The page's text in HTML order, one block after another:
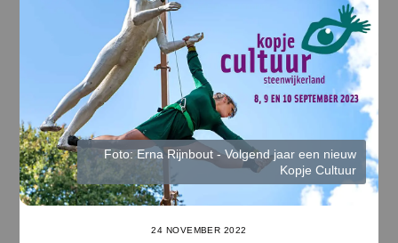
Foto: Erna Rijnbout - Volgend jaar een nieuw
Kopje Cultuur
24 NOVEMBER 2022